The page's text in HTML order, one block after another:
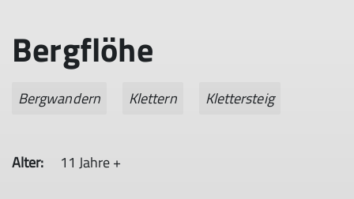
Bergflöhe
Bergwandern Klettern Klettersteig
Alter: 11 Jahre +